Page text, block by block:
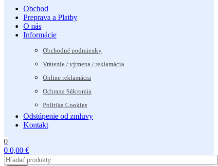
Obchod
Preprava a Platby
O nás
Informácie
Obchodné podmienky
Vrátenie / výmena / reklamácia
Online reklamácia
Ochrana Súkromia
Politika Cookies
Odstúpenie od zmluvy
Kontakt
0
0 0,00 €